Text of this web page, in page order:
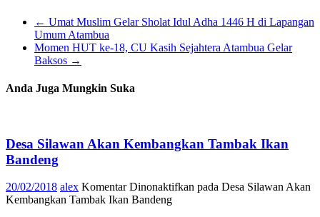
← Umat Muslim Gelar Sholat Idul Adha 1446 H di Lapangan
Umum Atambua
Momen HUT ke-18, CU Kasih Sejahtera Atambua Gelar
Baksos →
Anda Juga Mungkin Suka
Desa Silawan Akan Kembangkan Tambak Ikan
Bandeng
20/02/2018 alex Komentar Dinonaktifkan pada Desa Silawan Akan
Kembangkan Tambak Ikan Bandeng